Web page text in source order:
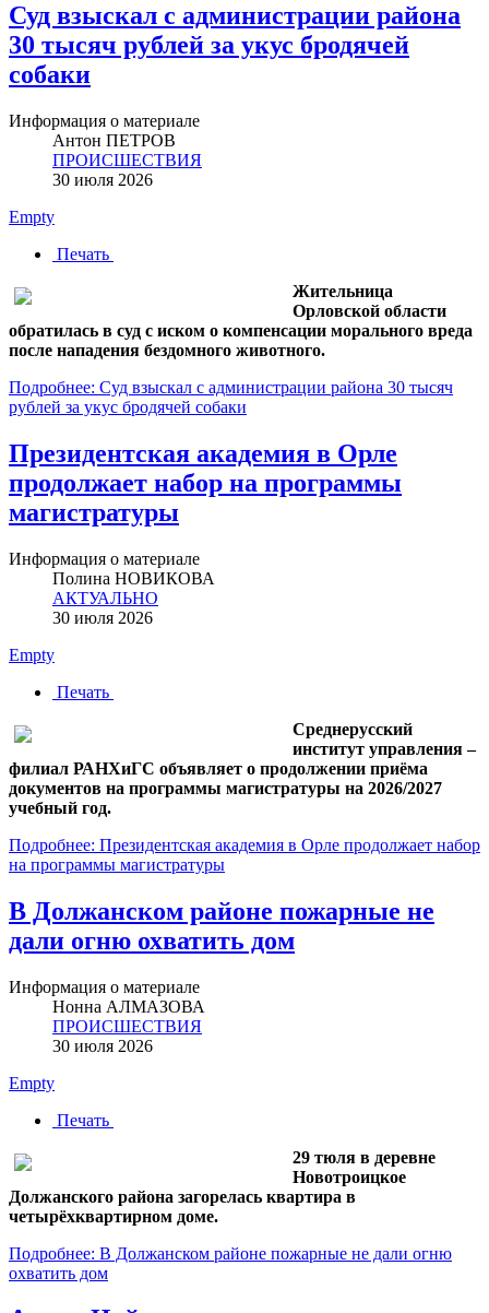
Суд взыскал с администрации района
30 тысяч рублей за укус бродячей
собаки
Информация о материале
Антон ПЕТРОВ
ПРОИСШЕСТВИЯ
30 июля 2026
Empty
Печать
Жительница
Орловской области
обратилась в суд с иском о компенсации морального вреда
после нападения бездомного животного.
Подробнее: Суд взыскал с администрации района 30 тысяч
рублей за укус бродячей собаки
Президентская академия в Орле
продолжает набор на программы
магистратуры
Информация о материале
Полина НОВИКОВА
АКТУАЛЬНО
30 июля 2026
Empty
Печать
Среднерусский
институт управления –
филиал РАНХиГС объявляет о продолжении приёма
документов на программы магистратуры на 2026/2027
учебный год.
Подробнее: Президентская академия в Орле продолжает набор
на программы магистратуры
В Должанском районе пожарные не
дали огню охватить дом
Информация о материале
Нонна АЛМАЗОВА
ПРОИСШЕСТВИЯ
30 июля 2026
Empty
Печать
29 тюля в деревне
Новотроицкое
Должанского района загорелась квартира в
четырёхквартирном доме.
Подробнее: В Должанском районе пожарные не дали огню
охватить дом